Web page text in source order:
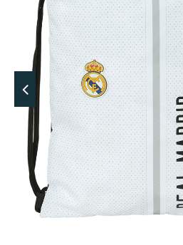
Extra výpredaj zásob Výpredaj BTS